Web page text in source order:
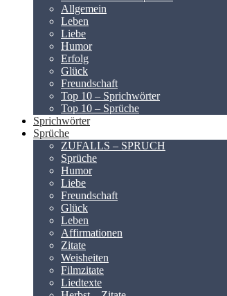
Allgemein
Leben
Liebe
Humor
Erfolg
Glück
Freundschaft
Top 10 – Sprichwörter
Top 10 – Sprüche
Sprichwörter
Sprüche
ZUFALLS – SPRUCH
Sprüche
Humor
Liebe
Freundschaft
Glück
Leben
Affirmationen
Zitate
Weisheiten
Filmzitate
Liedtexte